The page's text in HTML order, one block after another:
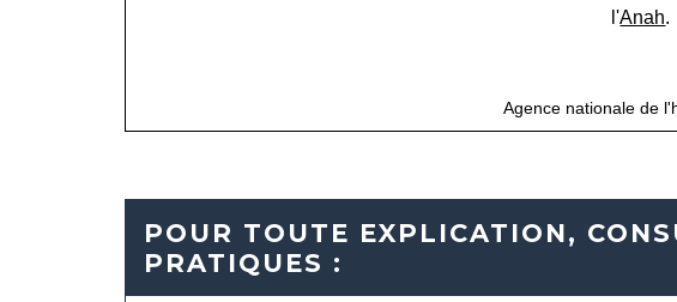
l'Anah.
Agence nationale de
POUR TOUTE EXPLICATION,
PRATIQUES :